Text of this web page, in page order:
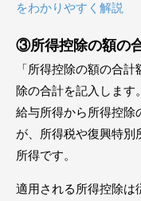
をわかりやすく解説
③所得控除の額の
「所得控除の額の合
除の合計を記入します。
給与所得から所得控除
が、所得税や復興特別
所得です。
適用される所得控除は